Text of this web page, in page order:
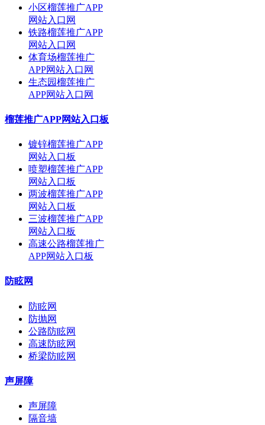
小区榴莲推广APP
网站入口网
铁路榴莲推广APP
网站入口网
体育场榴莲推广
APP网站入口网
生态园榴莲推广
APP网站入口网
榴莲推广APP网站入口板
镀锌榴莲推广APP
网站入口板
喷塑榴莲推广APP
网站入口板
两波榴莲推广APP
网站入口板
三波榴莲推广APP
网站入口板
高速公路榴莲推广
APP网站入口板
防眩网
防眩网
防抛网
公路防眩网
高速防眩网
桥梁防眩网
声屏障
声屏障
隔音墙